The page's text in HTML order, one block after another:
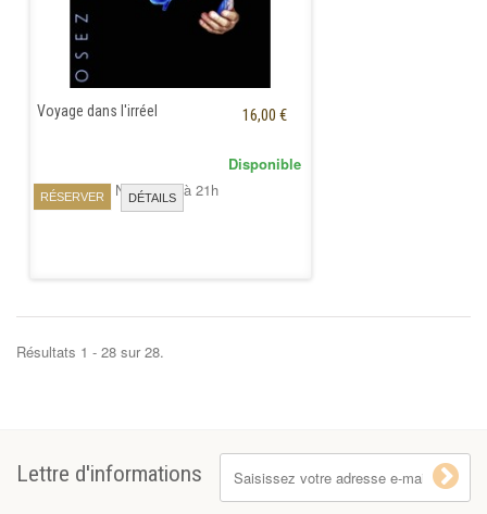
Voyage dans l'irréel 16,00 €
RÉSERVER DÉTAILS
Disponible
Vendredi 13 Novembre à 21h
Résultats 1 - 28 sur 28.
Lettre d'informations